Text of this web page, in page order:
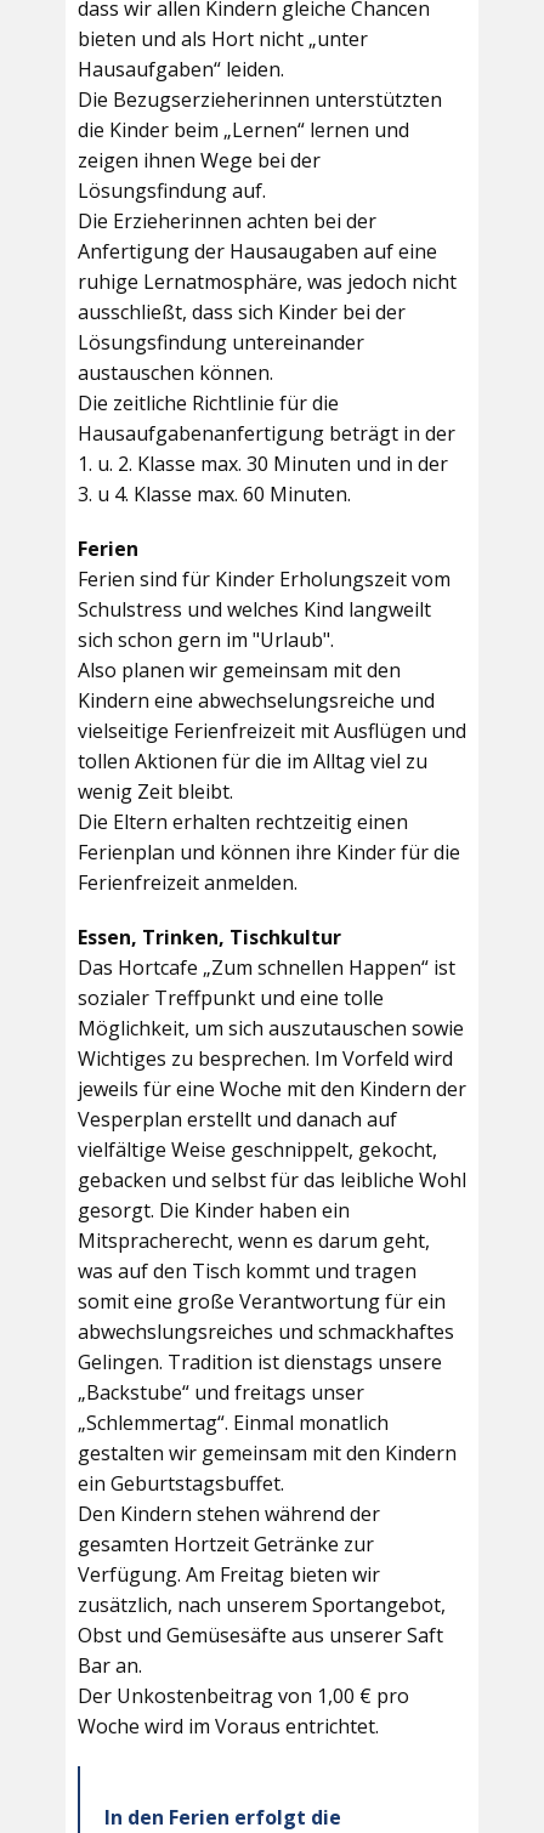
dass wir allen Kindern gleiche Chancen
bieten und als Hort nicht „unter
Hausaufgaben“ leiden.
Die Bezugserzieherinnen unterstützten
die Kinder beim „Lernen“ lernen und
zeigen ihnen Wege bei der
Lösungsfindung auf.
Die Erzieherinnen achten bei der
Anfertigung der Hausaugaben auf eine
ruhige Lernatmosphäre, was jedoch nicht
ausschließt, dass sich Kinder bei der
Lösungsfindung untereinander
austauschen können.
Die zeitliche Richtlinie für die
Hausaufgabenanfertigung beträgt in der
1. u. 2. Klasse max. 30 Minuten und in der
3. u 4. Klasse max. 60 Minuten.
Ferien
Ferien sind für Kinder Erholungszeit vom
Schulstress und welches Kind langweilt
sich schon gern im "Urlaub".
Also planen wir gemeinsam mit den
Kindern eine abwechselungsreiche und
vielseitige Ferienfreizeit mit Ausflügen und
tollen Aktionen für die im Alltag viel zu
wenig Zeit bleibt.
Die Eltern erhalten rechtzeitig einen
Ferienplan und können ihre Kinder für die
Ferienfreizeit anmelden.
Essen, Trinken, Tischkultur
Das Hortcafe „Zum schnellen Happen“ ist
sozialer Treffpunkt und eine tolle
Möglichkeit, um sich auszutauschen sowie
Wichtiges zu besprechen. Im Vorfeld wird
jeweils für eine Woche mit den Kindern der
Vesperplan erstellt und danach auf
vielfältige Weise geschnippelt, gekocht,
gebacken und selbst für das leibliche Wohl
gesorgt. Die Kinder haben ein
Mitspracherecht, wenn es darum geht,
was auf den Tisch kommt und tragen
somit eine große Verantwortung für ein
abwechslungsreiches und schmackhaftes
Gelingen. Tradition ist dienstags unsere
„Backstube“ und freitags unser
„Schlemmertag“. Einmal monatlich
gestalten wir gemeinsam mit den Kindern
ein Geburtstagsbuffet.
Den Kindern stehen während der
gesamten Hortzeit Getränke zur
Verfügung. Am Freitag bieten wir
zusätzlich, nach unserem Sportangebot,
Obst und Gemüsesäfte aus unserer Saft
Bar an.
Der Unkostenbeitrag von 1,00 € pro
Woche wird im Voraus entrichtet.
In den Ferien erfolgt die